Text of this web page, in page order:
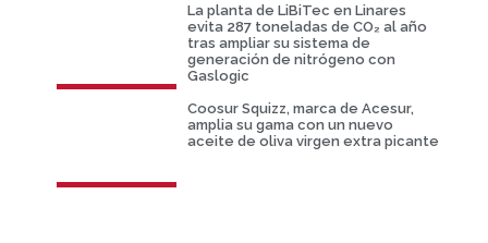
La planta de LiBiTec en Linares
evita 287 toneladas de CO₂ al año
tras ampliar su sistema de
generación de nitrógeno con
Gaslogic
Coosur Squizz, marca de Acesur,
amplia su gama con un nuevo
aceite de oliva virgen extra picante